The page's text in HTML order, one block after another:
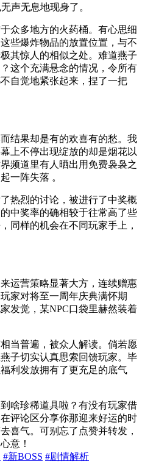
声无息地现身了。
众多地方的火药桶。有心思细
些爆炸物品的放置位置，与不
其惊人的相似之处。难道燕子
这个充满悬念的情况，令所有
自觉地紧张起来，捏了一把
结果却是有的欢喜有的愁。我
上不停出现绽放的却是烟花以
频道里有人晒出用免费袅袅之
一阵失落 。
热烈的讨论，被进行了中奖概
中奖率的确相较于往常高了些
同样的机会在不同玩家手上，
运营策略显著大方，连续赠惠
家对将至一周年庆典满怀期
发觉，某NPC口袋里赫然装着
当普遍，被众人解读。倘若愿
子切实认真思索回馈玩家。毕
利发放拥有了更充足的底气
啥珍稀道具啦？有没有玩家借
评论区分享你那迎来好运的时
喜气。可别忘了点赞并转发，
意！
#新BOSS #剧情解析